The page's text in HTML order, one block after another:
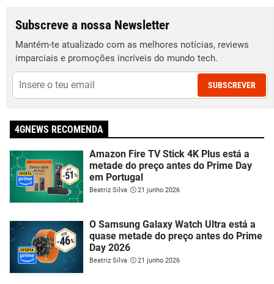
Subscreve a nossa Newsletter
Mantém-te atualizado com as melhores notícias, reviews
imparciais e promoções incríveis do mundo tech.
SUBSCREVER
4GNEWS RECOMENDA
Amazon Fire TV Stick 4K Plus está a
metade do preço antes do Prime Day
em Portugal
Beatriz Silva 21 junho 2026
O Samsung Galaxy Watch Ultra está a
quase metade do preço antes do Prime
Day 2026
Beatriz Silva 21 junho 2026